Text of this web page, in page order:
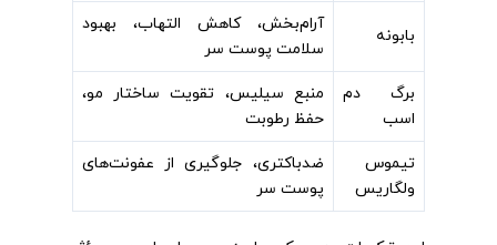
بابونه
آرام‌بخش، کاهش التهاب، بهبود
سلامت پوست سر
برگ دم
اسب
منبع سیلیس، تقویت ساختار مو،
حفظ رطوبت
تیموس
ولگاریس
ضدباکتری، جلوگیری از عفونت‌های
پوست سر